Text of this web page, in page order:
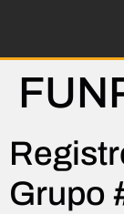
Grupo